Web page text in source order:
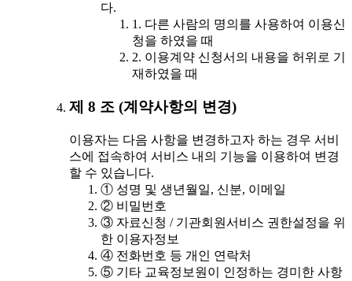
다.
1. 다른 사람의 명의를 사용하여 이용신
청을 하였을 때
2. 이용계약 신청서의 내용을 허위로 기
재하였을 때
제 8 조 (계약사항의 변경)
이용자는 다음 사항을 변경하고자 하는 경우 서비
스에 접속하여 서비스 내의 기능을 이용하여 변경
할 수 있습니다.
① 성명 및 생년월일, 신분, 이메일
② 비밀번호
③ 자료신청 / 기관회원서비스 권한설정을 위
한 이용자정보
④ 전화번호 등 개인 연락처
⑤ 기타 교육정보원이 인정하는 경미한 사항